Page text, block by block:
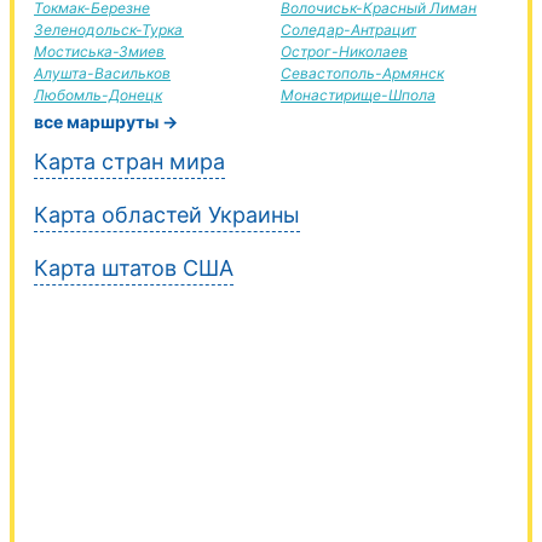
Токмак-Березне
Зеленодольск-Турка
Мостиська-Змиев
Алушта-Васильков
Любомль-Донецк
Волочиськ-Красный Лиман
Соледар-Антрацит
Острог-Николаев
Севастополь-Армянск
Монастирище-Шпола
все маршруты →
Карта стран мира
Карта областей Украины
Карта штатов США